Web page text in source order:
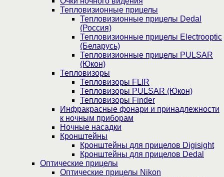
Тепловизионные прицелы
Тепловизионные прицелы Dedal
(Россия)
Тепловизионные прицелы Electrooptic
(Беларусь)
Тепловизионные прицелы PULSAR
(Юкон)
Тепловизоры
Тепловизоры FLIR
Тепловизоры PULSAR (Юкон)
Тепловизоры Finder
Инфракрасные фонари и принадлежности
к ночным приборам
Ночные насадки
Кронштейны
Кронштейны для прицелов Digisight
Кронштейны для прицелов Dedal
Оптические прицелы
Оптические прицелы Nikon